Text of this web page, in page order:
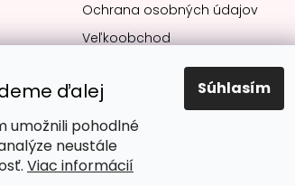
ďalej
umožnili pohodlné
neustále
Viac informácií
Súhlasím
Ochrana osobných údajov
Veľkoobchod
Obľúbené spôsoby platby: